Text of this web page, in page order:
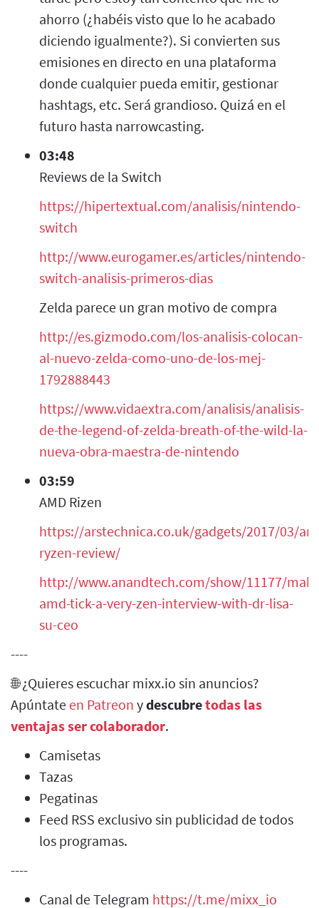
ahorro (¿habéis visto que lo he acabado
diciendo igualmente?). Si convierten sus
emisiones en directo en una plataforma
donde cualquier pueda emitir, gestionar
hashtags, etc. Será grandioso. Quizá en el
futuro hasta narrowcasting.
03:48
Reviews de la Switch
https://hipertextual.com/analisis/nintendo-
switch
http://www.eurogamer.es/articles/nintendo-
switch-analisis-primeros-dias
Zelda parece un gran motivo de compra
http://es.gizmodo.com/los-analisis-colocan-
al-nuevo-zelda-como-uno-de-los-mej-
1792888443
https://www.vidaextra.com/analisis/analisis-
de-the-legend-of-zelda-breath-of-the-wild-la-
nueva-obra-maestra-de-nintendo
03:59
AMD Rizen
https://arstechnica.co.uk/gadgets/2017/03/
ryzen-review/
http://www.anandtech.com/show/11177/
amd-tick-a-very-zen-interview-with-dr-lisa-
su-ceo
----
🌐 ¿Quieres escuchar mixx.io sin anuncios?
Apúntate en Patreon ydescubretodas las
ventajas ser colaborador.
Camisetas
Tazas
Pegatinas
Feed RSS exclusivo sin publicidad de todos
los programas.
----
Canal de Telegram https://t.me/mixx_io